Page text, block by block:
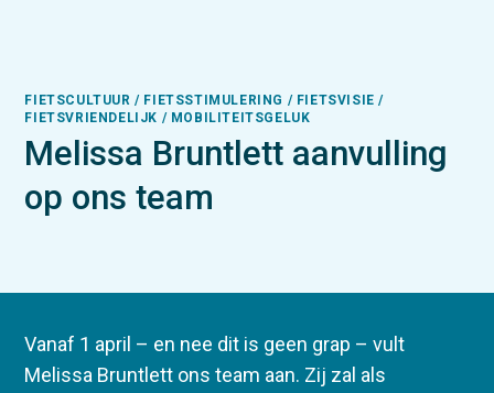
FIETSCULTUUR / FIETSSTIMULERING / FIETSVISIE /
FIETSVRIENDELIJK / MOBILITEITSGELUK
Melissa Bruntlett aanvulling
op ons team
Vanaf 1 april – en nee dit is geen grap – vult
Melissa Bruntlett ons team aan. Zij zal als